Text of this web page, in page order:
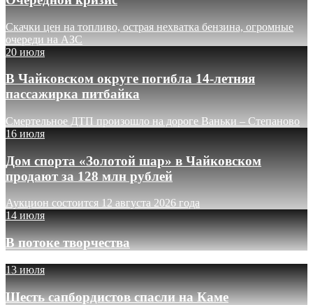
Скачки цен на топливо, острая нехватка бензина, огромные
очереди на АЗС
20 июля
В Чайковском округе погибла 14-летняя
пассажирка питбайка
Смертельное ДТП произошло на дороге Ваньки – Степаново
16 июля
Дом спорта «Золотой шар» в Чайковском
продают за 128 млн рублей
Аукцион состоится 12 августа 2026 года
14 июля
В потоке творчества
13 июля
Шесть сапбордистов спасли на Каме